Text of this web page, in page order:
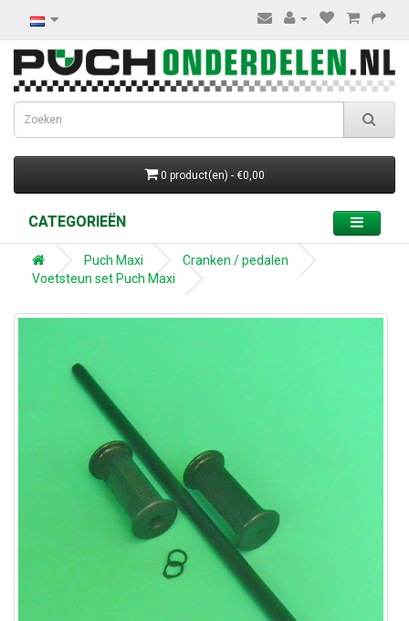
0 product(en) - €0,00
CATEGORIEËN
Puch Maxi
Cranken / pedalen
Voetsteun set Puch Maxi